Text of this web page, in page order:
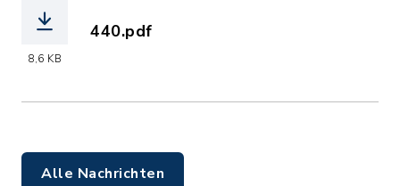
8,6 KB
440.pdf
Alle Nachrichten